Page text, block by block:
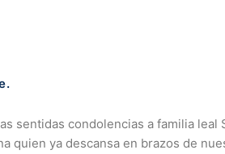
sentidas condolencias a familia
quien ya descansa en brazos de